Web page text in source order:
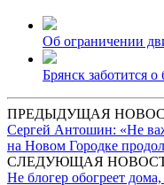
Об ограничении
Брянск заботится
ПРЕДЫДУЩАЯ
Сергей Антошин: «Не
на Новом Городке
СЛЕДУЮЩАЯ
Не блогер обогреет